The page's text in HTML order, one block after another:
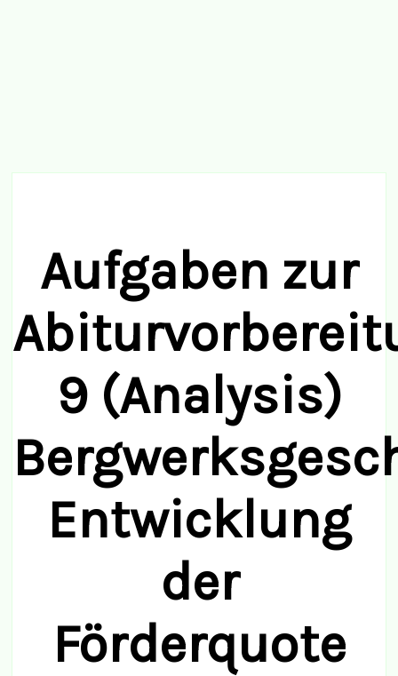
Aufgaben zur
9 (Analysis)
Entwicklung
der
Förderquote